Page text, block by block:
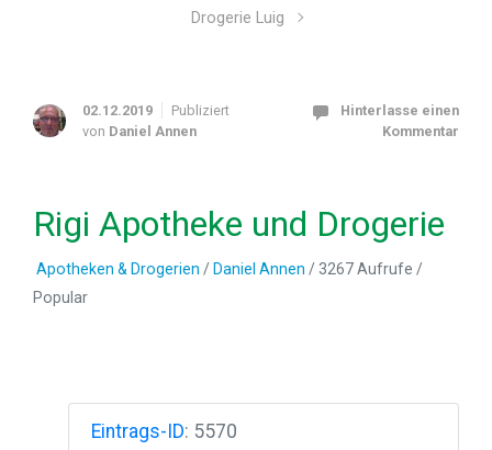
Drogerie Luig
02.12.2019
Publiziert
von Daniel Annen
Hinterlasse einen
Kommentar
Rigi Apotheke und Drogerie
Apotheken & Drogerien / Daniel Annen / 3267 Aufrufe /
Popular
Eintrags-ID: 5570